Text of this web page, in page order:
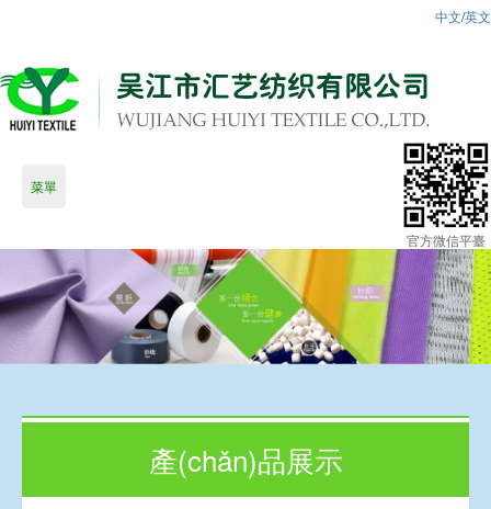
中文/英文
官方微信平臺
菜單
產(chǎn)品展示